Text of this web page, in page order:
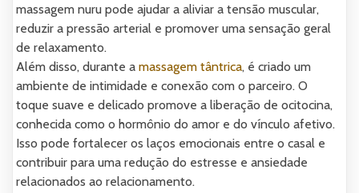
massagem nuru pode ajudar a aliviar a tensão muscular,
reduzir a pressão arterial e promover uma sensação geral
de relaxamento.
Além disso, durante a massagem tântrica, é criado um
ambiente de intimidade e conexão com o parceiro. O
toque suave e delicado promove a liberação de ocitocina,
conhecida como o hormônio do amor e do vínculo afetivo.
Isso pode fortalecer os laços emocionais entre o casal e
contribuir para uma redução do estresse e ansiedade
relacionados ao relacionamento.